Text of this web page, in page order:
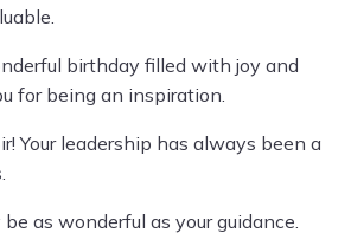
birthday filled with joy and
for being an inspiration.
Your leadership has always been a
as wonderful as your guidance.